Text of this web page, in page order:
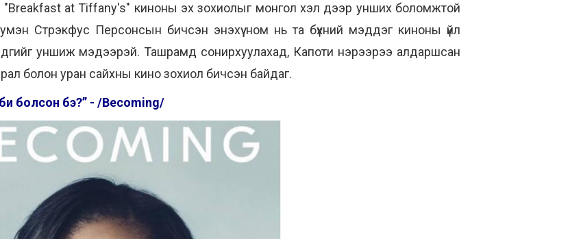
at Tiffany's" киноны эх зохиолыг монгол хэл дээр унших боломжтой
Стрэкфус Персонсын бичсэн энэхүү ном нь та бүхний мэддэг киноны үйл
уншиж мэдээрэй. Ташрамд сонирхуулахад, Капоти нэрээрээ алдаршсан
болон уран сайхны кино зохиол бичсэн байдаг.
болсон бэ?” - /Becoming/